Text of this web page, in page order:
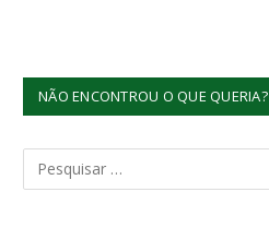
NÃO ENCONTROU O QUE QUERIA?